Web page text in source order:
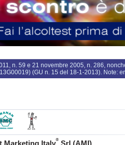
n. 59 e 21 novembre 2005, n. 286,
(GU n. 15 del 18-1-2013). Note:
Marketing Italy® Srl (AMI)